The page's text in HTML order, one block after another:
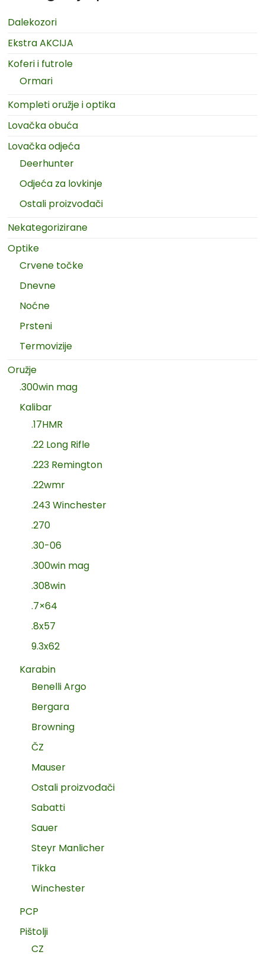
Dalekozori
Ekstra AKCIJA
Koferi i futrole
Ormari
Kompleti oružje i optika
Lovačka obuća
Lovačka odjeća
Deerhunter
Odjeća za lovkinje
Ostali proizvođači
Nekategorizirane
Optike
Crvene točke
Dnevne
Noćne
Prsteni
Termovizije
Oružje
.300win mag
Kalibar
.17HMR
.22 Long Rifle
.223 Remington
.22wmr
.243 Winchester
.270
.30-06
.300win mag
.308win
.7×64
.8x57
9.3x62
Karabin
Benelli Argo
Bergara
Browning
ČZ
Mauser
Ostali proizvođači
Sabatti
Sauer
Steyr Manlicher
Tikka
Winchester
PCP
Pištolji
CZ